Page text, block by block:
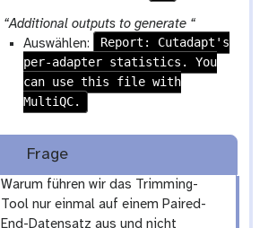
l
l
e
c
t
n
“Additional outputs to generate “
Auswählen:
Report: Cutadapt's
per-adapter statistics. You
can use this file with
MultiQC.
Frage
Warum führen wir das Trimming-
Tool nur einmal auf einem Paired-
End-Datensatz aus und nicht